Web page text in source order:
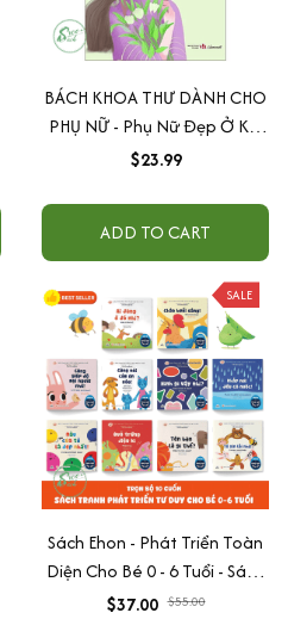
BÁCH KHOA THƯ DÀNH CHO
PHỤ NỮ - Phụ Nữ Đẹp Ở Khí
Chất
$23.99
ADD TO CART
SALE
Sách Ehon - Phát Triển Toàn
Diện Cho Bé 0 - 6 Tuổi - Sách
Song Ngữ Việt - Anh
$37.00 $55.00